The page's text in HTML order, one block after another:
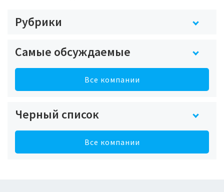
Рубрики
Самые обсуждаемые
Все компании
Черный список
Все компании